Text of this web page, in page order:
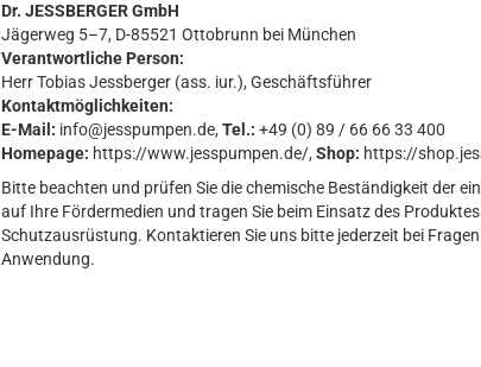
Dr. JESSBERGER GmbH
Jägerweg 5–7, D-85521 Ottobrunn bei München
Verantwortliche Person:
Herr Tobias Jessberger (ass. iur.), Geschäftsführer
Kontaktmöglichkeiten:
E-Mail: info@jesspumpen.de, Tel.: +49 (0) 89 / 66 66 33 400
Homepage: https://www.jesspumpen.de/, Shop: https://
Bitte beachten und prüfen Sie die chemische Beständigkeit der
auf Ihre Fördermedien und tragen Sie beim Einsatz des
Schutzausrüstung. Kontaktieren Sie uns bitte jederzeit bei
Anwendung.